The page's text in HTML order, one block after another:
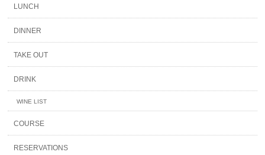
LUNCH
DINNER
TAKE OUT
DRINK
WINE LIST
COURSE
RESERVATIONS